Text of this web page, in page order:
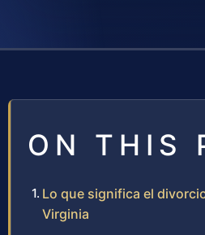
ON THIS
Lo que significa el
Virginia